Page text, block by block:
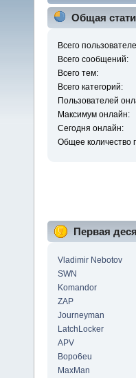
Общая
Всего
Всего сообщений:
Всего тем:
Всего категорий:
Пользователей
Максимум онлайн:
Сегодня онлайн:
Общее количество
Первая
Vladimir Nebotov
SWN
Komandor
ZAP
Journeyman
LatchLocker
APV
Bopo6eu
MaxMan